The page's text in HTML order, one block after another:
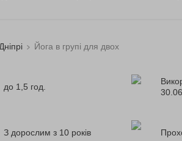
Йога в групі для двох
до 1,5 год.
З дорослим з 10 років